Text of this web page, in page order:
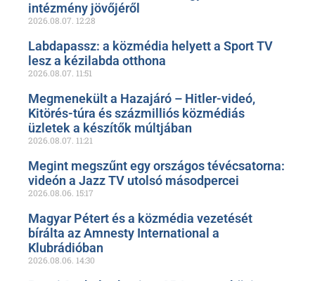
intézmény jövőjéről
2026.08.07. 12:28
Labdapassz: a közmédia helyett a Sport TV
lesz a kézilabda otthona
2026.08.07. 11:51
Megmenekült a Hazajáró – Hitler-videó,
Kitörés-túra és százmilliós közmédiás
üzletek a készítők múltjában
2026.08.07. 11:21
Megint megszűnt egy országos tévécsatorna:
videón a Jazz TV utolsó másodpercei
2026.08.06. 15:17
Magyar Pétert és a közmédia vezetését
bírálta az Amnesty International a
Klubrádióban
2026.08.06. 14:30